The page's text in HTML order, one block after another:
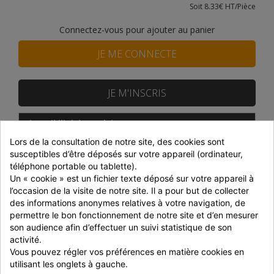
Soit 8.33€ HT/Pièce
Connectez-vous pour ajouter au panier
JE ME CONNECTE
JE M'INSCRIS
Disponibilité du produit
DISTRAM CORBAS
Epuisé
SNACKIN MARKET
Prix dégressifs selon le montant de la commande
Montant Réduction
P. unitaire
Jusqu'à 699 € HT
-
9,80 € HT
700 à 999 € HT
-5%
9,31 € HT
Lors de la consultation de notre site, des cookies sont
susceptibles d’être déposés sur votre appareil (ordinateur,
téléphone portable ou tablette).
Un « cookie » est un fichier texte déposé sur votre appareil à
l’occasion de la visite de notre site. Il a pour but de collecter
des informations anonymes relatives à votre navigation, de
permettre le bon fonctionnement de notre site et d’en mesurer
son audience afin d’effectuer un suivi statistique de son
activité.
Vous pouvez régler vos préférences en matière cookies en
utilisant les onglets à gauche.